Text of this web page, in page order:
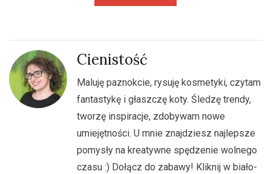
Cienistość
Maluję paznokcie, rysuję kosmetyki, czytam
fantastykę i głaszczę koty. Śledzę trendy,
tworzę inspiracje, zdobywam nowe
umiejętności. U mnie znajdziesz najlepsze
pomysły na kreatywne spędzenie wolnego
czasu :) Dołącz do zabawy! Kliknij w biało-